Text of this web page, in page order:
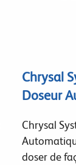
Chrysal
Doseur
Chrysal
doser de